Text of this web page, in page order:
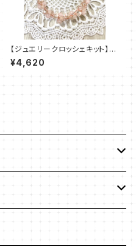
【ジュエリークロッシェキット】ペ
レンクロッシェ《SAKURA 》am
u＋塩川千映子
¥4,620